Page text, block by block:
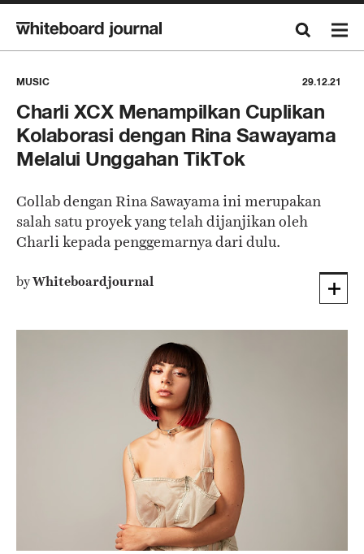
MUSIC 29.12.21
Charli XCX Menampilkan Cuplikan
Kolaborasi dengan Rina Sawayama
Melalui Unggahan TikTok
Collab dengan Rina Sawayama ini merupakan
salah satu proyek yang telah dijanjikan oleh
Charli kepada penggemarnya dari dulu.
byWhiteboardjournal